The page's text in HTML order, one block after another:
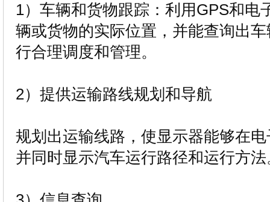
1）车辆和货物跟踪：利用GPS和电
辆或货物的实际位置，并能查询出
行合理调度和管理。
2）提供运输路线规划和导航
规划出运输线路，使显示器能够在
并同时显示汽车运行路径和运行方法